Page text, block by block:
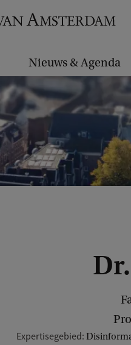
Nieuws & Agenda
Expertisegebied: